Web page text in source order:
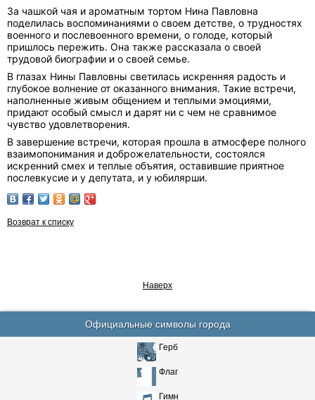
За чашкой чая и ароматным тортом Нина Павловна
поделилась воспоминаниями о своем детстве, о трудностях
военного и послевоенного времени, о голоде, который
пришлось пережить. Она также рассказала о своей
трудовой биографии и о своей семье.
В глазах Нины Павловны светилась искренняя радость и
глубокое волнение от оказанного внимания. Такие встречи,
наполненные живым общением и теплыми эмоциями,
придают особый смысл и дарят ни с чем не сравнимое
чувство удовлетворения.
В завершение встречи, которая прошла в атмосфере полного
взаимопонимания и доброжелательности, состоялся
искренний смех и теплые объятия, оставившие приятное
послевкусие и у депутата, и у юбилярши.
Возврат к списку
Наверх
Официальные символы города
Герб
Флаг
Гимн